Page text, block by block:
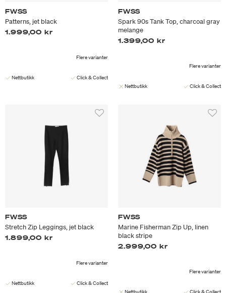
FWSS
Patterns, jet black
1.999,00 kr
Flere varianter
Nettbutikk Click & Collect
FWSS
Spark 90s Tank Top, charcoal gray
melange
1.399,00 kr
Flere varianter
Nettbutikk Click & Collect
FWSS
Stretch Zip Leggings, jet black
1.899,00 kr
Flere varianter
Nettbutikk Click & Collect
FWSS
Marine Fisherman Zip Up, linen
black stripe
2.999,00 kr
Flere varianter